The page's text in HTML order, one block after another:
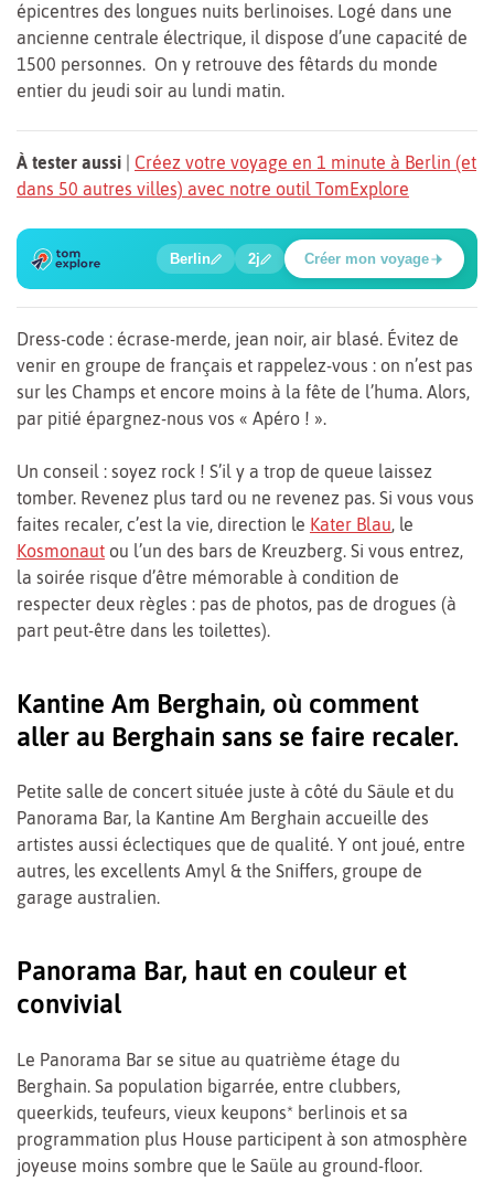
épicentres des longues nuits berlinoises. Logé dans une
ancienne centrale électrique, il dispose d’une capacité de
1500 personnes. On y retrouve des fêtards du monde
entier du jeudi soir au lundi matin.
À tester aussi
Créez votre voyage en 1 minute à Berlin (et
dans 50 autres villes) avec notre outil TomExplore
🔍
🔍
🔍
🍲
🔍
🔍
6
Place Potsdamer
Berlin 2j Créer mon voyage
Dress-code : écrase-merde, jean noir, air blasé. Évitez de
venir en groupe de français et rappelez-vous : on n’est pas
sur les Champs et encore moins à la fête de l’huma. Alors,
par pitié épargnez-nous vos « Apéro ! ».
Un conseil : soyez rock ! S’il y a trop de queue laissez
tomber. Revenez plus tard ou ne revenez pas. Si vous vous
faites recaler, c’est la vie, direction le Kater Blau, le
Kosmonaut ou l’un des bars de Kreuzberg. Si vous entrez,
la soirée risque d’être mémorable à condition de
respecter deux règles : pas de photos, pas de drogues (à
part peut-être dans les toilettes).
Kantine Am Berghain, où comment
aller au Berghain sans se faire recaler.
Petite salle de concert située juste à côté du Säule et du
Panorama Bar, la Kantine Am Berghain accueille des
artistes aussi éclectiques que de qualité. Y ont joué, entre
autres, les excellents Amyl & the Sniffers, groupe de
garage australien.
Panorama Bar, haut en couleur et
convivial
Le Panorama Bar se situe au quatrième étage du
Berghain. Sa population bigarrée, entre clubbers,
queerkids, teufeurs, vieux keupons* berlinois et sa
programmation plus House participent à son atmosphère
joyeuse moins sombre que le Saüle au ground-floor.